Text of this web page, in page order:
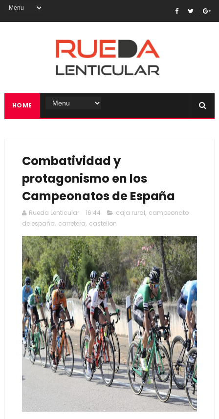
HOME
Combatividad y
protagonismo en los
Campeonatos de España
Rueda Lenticular 16:44 caja rural, campeonato
de españa, carretera, castellon